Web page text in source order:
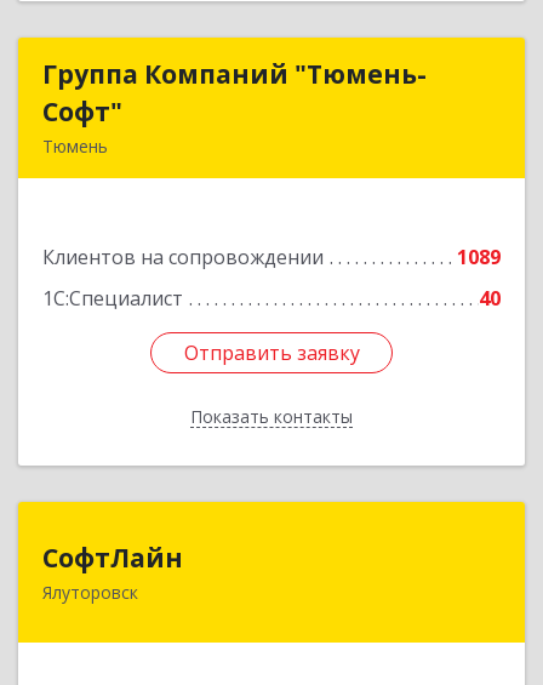
Группа Компаний "Тюмень-
Софт"
Тюмень
Клиентов на сопровождении
1089
1С:Специалист
40
Отправить заявку
Показать контакты
Группа Компаний "Тюмень-
Подробнее
Отправить заявку
Назад
СофтЛайн
Ялуторовск627010, Тюменская обл, Ялуторовский р-н,